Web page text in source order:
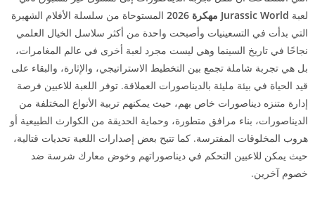
لعبة Jurassic World مهكرة 2026
المستوحاة من سلسلة الأفلام الشهيرة
التي بدأت في التسعينيات وأصبحت واحدة من أكثر سلاسل الخيال العلمي
نجاحًا في تاريخ السينما وهي ليست مجرد لعبة أخرى في عالم المغامرات،
بل هي تجربة شاملة تجمع بين التخطيط الاستراتيجي، والإثارة، والبقاء على
قيد الحياة في بيئة مليئة بالديناصورات العملاقة. توفر اللعبة للاعبين فرصة
إدارة متنزه ديناصورات خاص بهم، حيث يمكنهم تربية الأنواع المختلفة من
الديناصورات، بناء مرافق متطورة، وحماية الحديقة من الكوارث الطبيعية أو
هروب المخلوقات المفترسة. كما تتيح بعض إصدارات اللعبة تحديات قتالية،
حيث يمكن للاعبين التحكم في ديناصوراتهم وخوض معارك شرسة ضد
خصوم آخرين.